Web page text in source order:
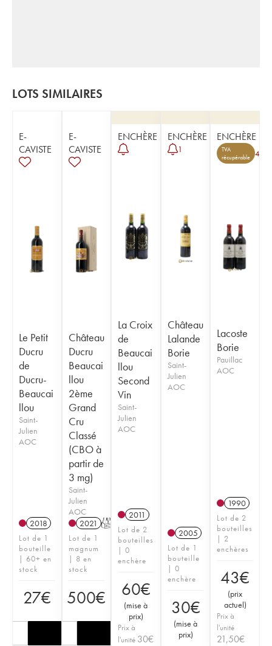
LOTS SIMILAIRES
E-
CAVISTE
Le Petit
Ducru
de
Ducru-
Beaucai
llou
Saint-
Julien
AOC
2018
Lot de 1
bouteille
| 60+ en
stock
27€
E-
CAVISTE
Château
Ducru
Beaucai
llou
2ème
Grand
Cru
Classé
(CBO à
partir de
3 mg)
Saint-
Julien
AOC
2021 T
Lot de 1
magnum
| 8 en
stock
500€
ENCHÈRE
La Croix
de
Beaucai
llou
Second
Vin
Saint-
Julien
AOC
2011
Lot de 2
bouteilles
| 0
enchère
60€
(mise à
prix)
Prix à
l'unité 30€
ENCHÈRE
1
Château
Lalande
Borie
Saint-
Julien
AOC
2005
Lot de 1
bouteille
| 0
enchère
30€
(mise à
prix)
ENCHÈRE
TVA
récupérable
4
Lacoste
Borie
Pauillac
AOC
1990
Lot de 2
bouteilles
| 2
enchères
43€
(prix
actuel)
Prix à
l'unité
21,50€